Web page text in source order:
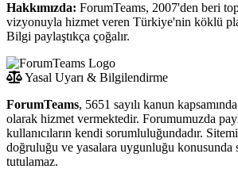
Hakkımızda: ForumTeams, 2007'den beri
vizyonuyla hizmet veren Türkiye'nin köklü
Bilgi paylaştıkça çoğalır.
Yasal Uyarı & Bilgilendirme
ForumTeams, 5651 sayılı kanun
olarak hizmet vermektedir. Forumumuzda
kullanıcıların kendi sorumluluğundadır.
doğruluğu ve yasalara uygunluğu konusunda
tutulamaz.